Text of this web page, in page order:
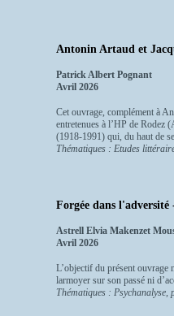
Antonin Artaud et
Patrick Albert Pognant
Avril 2026
Cet ouvrage, complément à
entretenues à l’HP de Rodez
(1918-1991) qui, du haut de
Thématiques : Etudes
Forgée dans l'adversité
Astrell Elvia Makenzet
Avril 2026
L’objectif du présent ouvrage
larmoyer sur son passé ni
Thématiques : Psychanalyse,